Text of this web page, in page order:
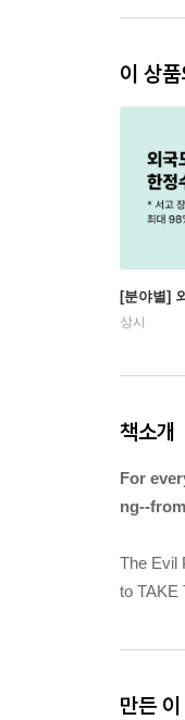
이 상
[분야별]
상시
책소개
For
ng--
The Evil
to TAKE
만든